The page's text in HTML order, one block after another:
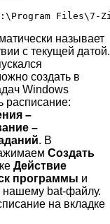
называет
с текущей датой.
создать в
Windows
расписание:
–
–
. В
Создать
Действие
программы и
нашему bat-файлу.
на вкладке